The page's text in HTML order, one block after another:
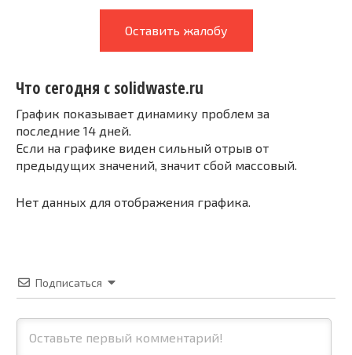
Оставить жалобу
Что сегодня с solidwaste.ru
График показывает динамику проблем за
последние 14 дней.
Если на графике виден сильный отрыв от
предыдущих значений, значит сбой массовый.
Нет данных для отображения графика.
Подписаться